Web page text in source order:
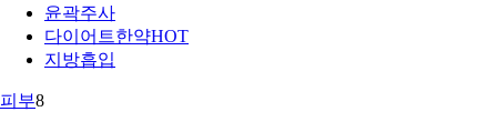
윤곽주사
다이어트한약HOT
지방흡입
피부8